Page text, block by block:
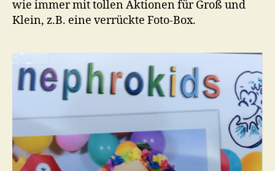
wie immer mit tollen Aktionen für Groß und
Klein, z.B. eine verrückte Foto-Box.